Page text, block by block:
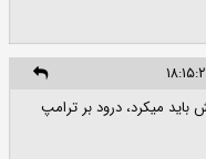
باید میکرد، درود بر ترامپ